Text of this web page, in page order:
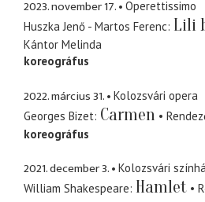
2023. november 17.
Operettissimo
Huszka Jenő - Martos Ferenc Lili
Kántor Melinda
koreográfus
2022. március 31.
Kolozsvári opera
Georges Bizet Carmen
koreográfus
2021. december 3.
Kolozsvári
William Shakespeare Hamlet